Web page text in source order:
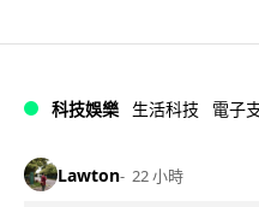
科技娛樂 生活科技 電子
Lawton 22 小時